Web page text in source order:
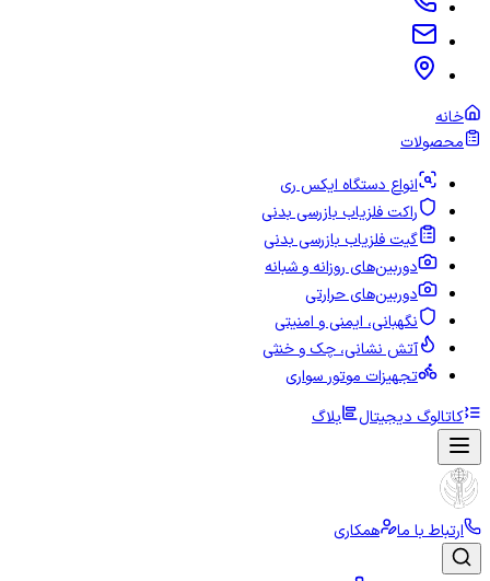
خانه
محصولات
انواع دستگاه ایکس ری
راکت فلزیاب بازرسی بدنی
گیت فلزیاب بازرسی بدنی
دوربین‌های روزانه و شبانه
دوربین‌های حرارتی
نگهبانی، ایمنی و امنیتی
آتش نشانی، چک و خنثی
تجهیزات موتور سواری
کاتالوگ دیجیتال
بلاگ
ارتباط با ما همکاری